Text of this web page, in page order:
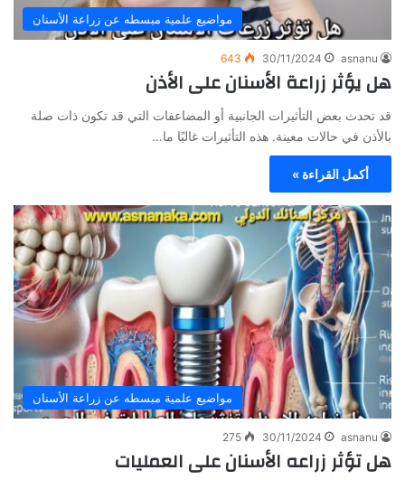
مواضيع علمية مبسطه عن زراعة الأسنان
asnanu
30/11/2024
643
هل يؤثر زراعة الأسنان على الأذن
قد تحدث بعض التأثيرات الجانبية أو المضاعفات التي قد تكون ذات صلة
بالأذن في حالات معينة. هذه التأثيرات غالبًا ما…
أكمل القراءة »
مواضيع علمية مبسطه عن زراعة الأسنان
asnanu
30/11/2024
275
هل تؤثر زراعه الأسنان على العمليات